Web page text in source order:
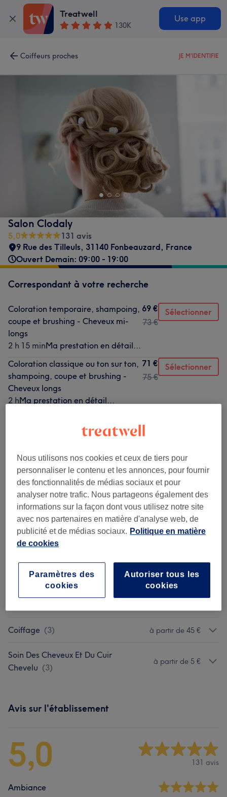
Treatwell
130K
Use app
Coiffeurs proches JE M'IDENTIFIE
Salon Clodaly
5,0
131 avis
9 Rue des Tilleuls, 31140 Fonbeauzard, France
Ouvert Demain: 09:00 - 19:00
Correspondant à votre recherche
Coloration temporaire, shampoing,
coupe et brushing - Cheveux mi-
longs
2 h 15 minMa prestation en détail...
69 €
73 €
Sélectionner
Coloration classique ou ton sur ton,
shampoing, coupe et brushing -
Cheveux longs
2 hMa prestation en détail...
71 €
75 €
Sélectionner
Carmen Rituel, shampoing, coupe
2 h 15 minMa prestation en détail...
Ce n'est pas ce que vous recherchiez ?
Recherchez dans notre liste de prestations
Forfaits (13) à partir de 64 €
Coupe Et Coiffure (5 ) à partir de 19 €
Coiffage (3) à partir de 45 €
Soin Des Cheveux Et Du Cuir
Chevelu (3)
à partir de 5 €
Avis sur l'établissement
5,0 131 avis
Ambiance
Nous utilisons nos cookies et ceux de tiers pour
personnaliser le contenu et les annonces, pour fournir
des fonctionnalités de médias sociaux et pour
analyser notre trafic. Nous partageons également des
informations sur la façon dont vous utilisez notre site
avec nos partenaires en matière d'analyse web, de
publicité et de médias sociaux. Politique en matière
de cookies
Autoriser tous les
cookies
Paramètres des
cookies